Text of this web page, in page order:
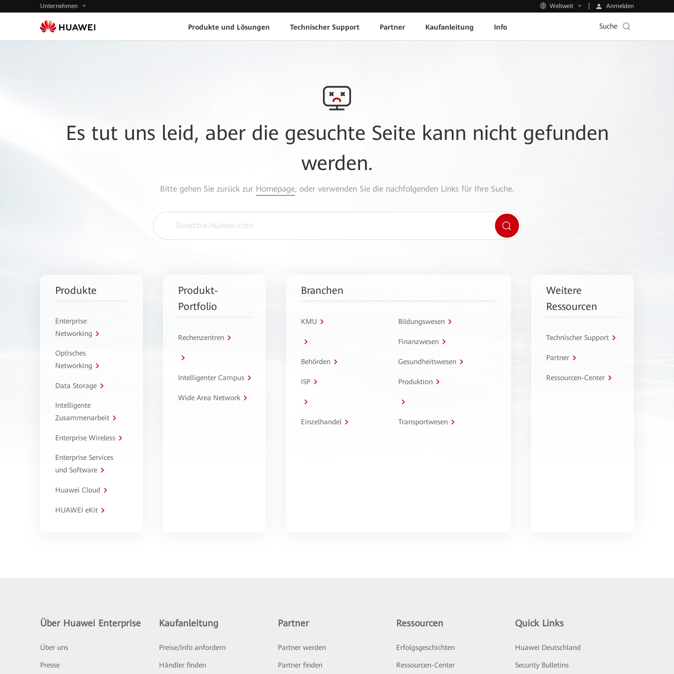
Unternehmen Weltweit Anmelden
Produkte und Lösungen Technischer Support Partner Kaufanleitung Info Suche
Es tut uns leid, aber die gesuchte Seite kann nicht gefunden
werden.
Bitte gehen Sie zurück zur Homepage, oder verwenden Sie die nachfolgenden Links für Ihre Suche.
Produkte
Enterprise
Networking
Optisches
Networking
Data Storage
Intelligente
Zusammenarbeit
Enterprise Wireless
Enterprise Services
und Software
Huawei Cloud
HUAWEI eKit
Produkt-
Portfolio
Rechenzentren
Intelligenter Campus
Wide Area Network
Branchen
KMU Bildungswesen
Finanzwesen
Behörden Gesundheitswesen
ISP Produktion
Einzelhandel Transportwesen
Weitere
Ressourcen
Technischer Support
Partner
Ressourcen-Center
Über Huawei Enterprise
Über uns
Presse
Kaufanleitung
Preise/Info anfordern
Händler finden
Partner
Partner werden
Partner finden
Ressourcen
Erfolgsgeschichten
Ressourcen-Center
Quick Links
Huawei Deutschland
Security Bulletins